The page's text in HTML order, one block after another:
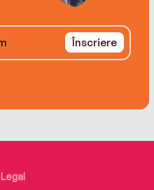
Înscriere
Legal